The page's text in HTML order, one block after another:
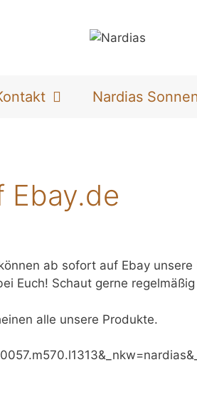
Nardias
Ebay.de
ab sofort auf Ebay
Euch! Schaut gerne
alle unsere Produkte.